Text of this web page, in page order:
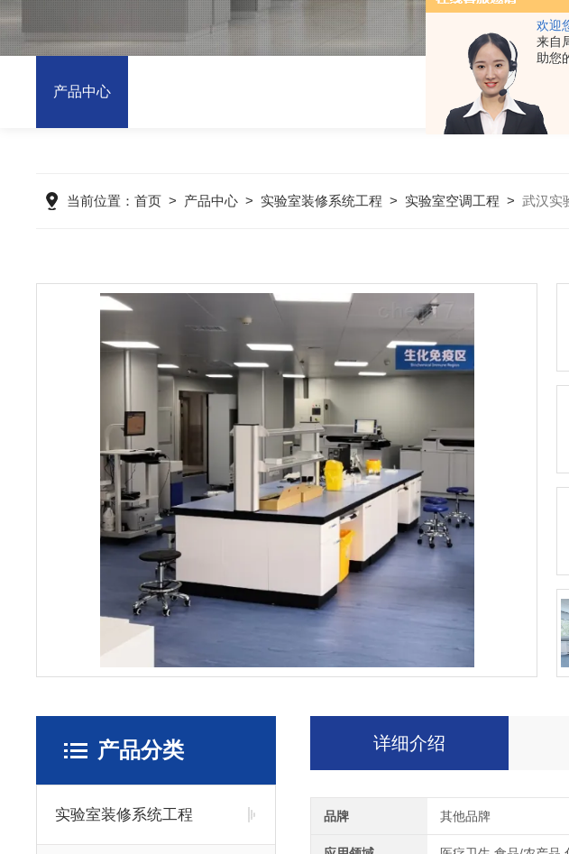
欢迎
来自
助您
产品中心
当前位置：首页 > 产品中心 > 实验室装修系统工程 > 实验室空调工程 >武汉实
产品分类
实验室装修系统工程
详细介绍
品牌 其他品牌